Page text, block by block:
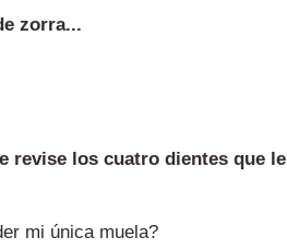
zorra...
revise los cuatro dientes que le
mi única muela?